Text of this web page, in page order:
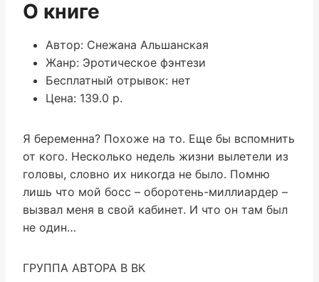
О книге
Автор: Снежана Альшанская
Жанр: Эротическое фэнтези
Бесплатный отрывок: нет
Цена: 139.0 р.
Я беременна? Похоже на то. Еще бы вспомнить
от кого. Несколько недель жизни вылетели из
головы, словно их никогда не было. Помню
лишь что мой босс – оборотень-миллиардер –
вызвал меня в свой кабинет. И что он там был
не один…
ГРУППА АВТОРА В ВК